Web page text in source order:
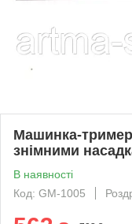
Машинка-
знімними
В наявності
Код: GM-1005